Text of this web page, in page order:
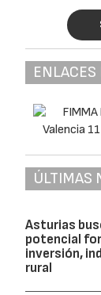
ENLACES
ÚLTIMAS
Asturias
potencial
inversión,
rural